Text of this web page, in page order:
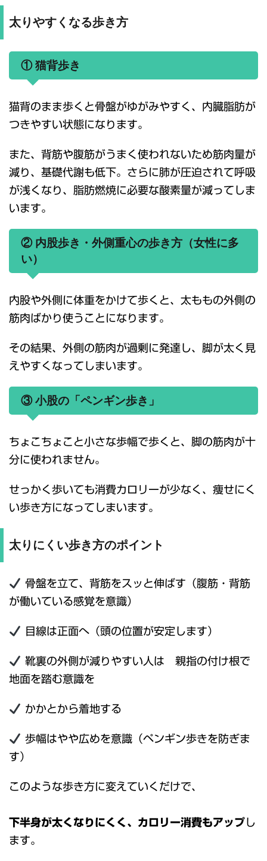
太りやすくなる歩き方
① 猫背歩き
猫背のまま歩くと骨盤がゆがみやすく、内臓脂肪が
つきやすい状態になります。
また、背筋や腹筋がうまく使われないため筋肉量が
減り、基礎代謝も低下。さらに肺が圧迫されて呼吸
が浅くなり、脂肪燃焼に必要な酸素量が減ってしま
います。
② 内股歩き・外側重心の歩き方（女性に多
い）
内股や外側に体重をかけて歩くと、太ももの外側の
筋肉ばかり使うことになります。
その結果、外側の筋肉が過剰に発達し、脚が太く見
えやすくなってしまいます。
③ 小股の「ペンギン歩き」
ちょこちょこと小さな歩幅で歩くと、脚の筋肉が十
分に使われません。
せっかく歩いても消費カロリーが少なく、痩せにく
い歩き方になってしまいます。
太りにくい歩き方のポイント
骨盤を立て、背筋をスッと伸ばす（腹筋・背筋
が働いている感覚を意識）
目線は正面へ（頭の位置が安定します）
靴裏の外側が減りやすい人は 親指の付け根で
地面を踏む意識を
かかとから着地する
歩幅はやや広めを意識（ペンギン歩きを防ぎま
す）
このような歩き方に変えていくだけで、
下半身が太くなりにくく、カロリー消費もアップし
ます。